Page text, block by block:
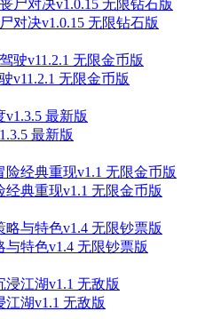
对决v1.0.15 无限钻石版
v11.2.1 无限金币版
最新版
典重现v1.1 无限金币版
特色v1.4 无限钞票版
湖v1.1 无敌版